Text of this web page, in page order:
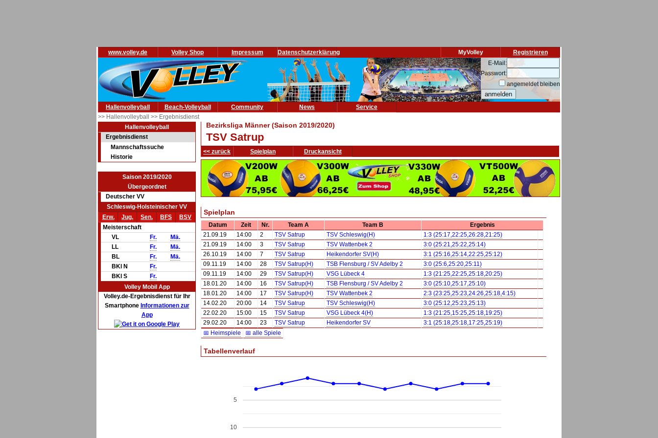
www.volley.de Volley Shop Impressum Datenschutzerklärung Registrieren
MyVolley
E-Mail:
Passwort:
angemeldet bleiben
Hallenvolleyball Beach-Volleyball Community News
Service
>> Hallenvolleyball >> Ergebnisdienst
Hallenvolleyball
Ergebnisdienst
Mannschaftssuche
Historie
Saison 2019/2020
Übergeordnet
Deutscher VV
Schleswig-Holsteinischer VV
Erw.
Jug. Sen. BFS
BSV
Meisterschaft
VL
Fr.
Mä.
LL
Fr.
Mä.
BL
Fr.
Mä.
BKl N
Fr.
BKl S
Fr.
Volley Mobil App
Volley.de-Ergebnisdienst für Ihr
Smartphone Informationen zur
App
Bezirksliga Männer (Saison 2019/2020)
TSV Satrup
<< zurück Spielplan Druckansicht
Spielplan
Datum Zeit Nr. Team A Team B
Ergebnis
21.09.19
14:00 2 TSV Satrup TSV Schleswig(H)
1:3 (25:17,22:25,26:28,21:25)
21.09.19
14:00 3 TSV Satrup TSV Wattenbek 2
3:0 (25:21,25:22,25:14)
26.10.19
14:00 7 TSV Satrup Heikendorfer SV(H)
3:1 (25:16,25:14,22:25,25:12)
09.11.19
14:00 28 TSV Satrup(H) TSB Flensburg / SV Adelby 2
3:0 (25:6,25:20,25:11)
09.11.19
14:00 29 TSV Satrup(H) VSG Lübeck 4
1:3 (21:25,22:25,25:18,20:25)
18.01.20
14:00 16 TSV Satrup(H) TSB Flensburg / SV Adelby 2
3:0 (25:10,25:17,25:10)
18.01.20
14:00 17 TSV Satrup(H) TSV Wattenbek 2
2:3 (23:25,25:23,24:26,25:18,4:15)
14.02.20
20:00 14 TSV Satrup TSV Schleswig(H)
3:0 (25:12,25:23,25:13)
22.02.20
15:00 15 TSV Satrup VSG Lübeck 4(H)
1:3 (21:25,15:25,25:18,19:25)
29.02.20
14:00 23 TSV Satrup Heikendorfer SV
3:1 (25:18,25:18,17:25,25:19)
📅 Heimspiele
📅 alle Spiele
Tabellenverlauf
5
10